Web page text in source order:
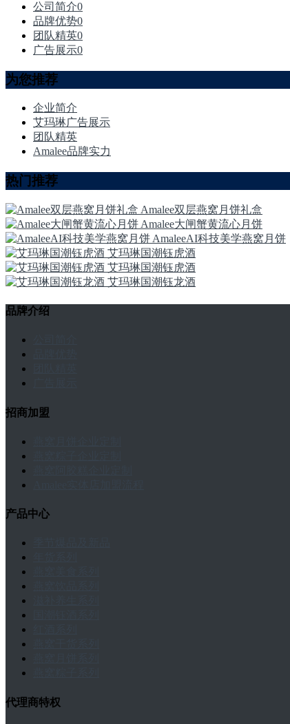
公司简介0
品牌优势0
团队精英0
广告展示0
为您推荐
企业简介
艾玛琳广告展示
团队精英
Amalee品牌实力
热门推荐
Amalee双层燕窝月饼礼盒
Amalee大闸蟹黄流心月饼
AmaleeAI科技美学燕窝月饼
艾玛琳国潮钰虎酒
艾玛琳国潮钰虎酒
艾玛琳国潮钰龙酒
品牌介绍
招商加盟
产品中心
代理商特权